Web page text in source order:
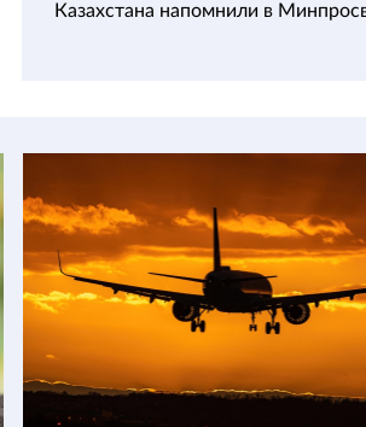
Казахстана напомнили в